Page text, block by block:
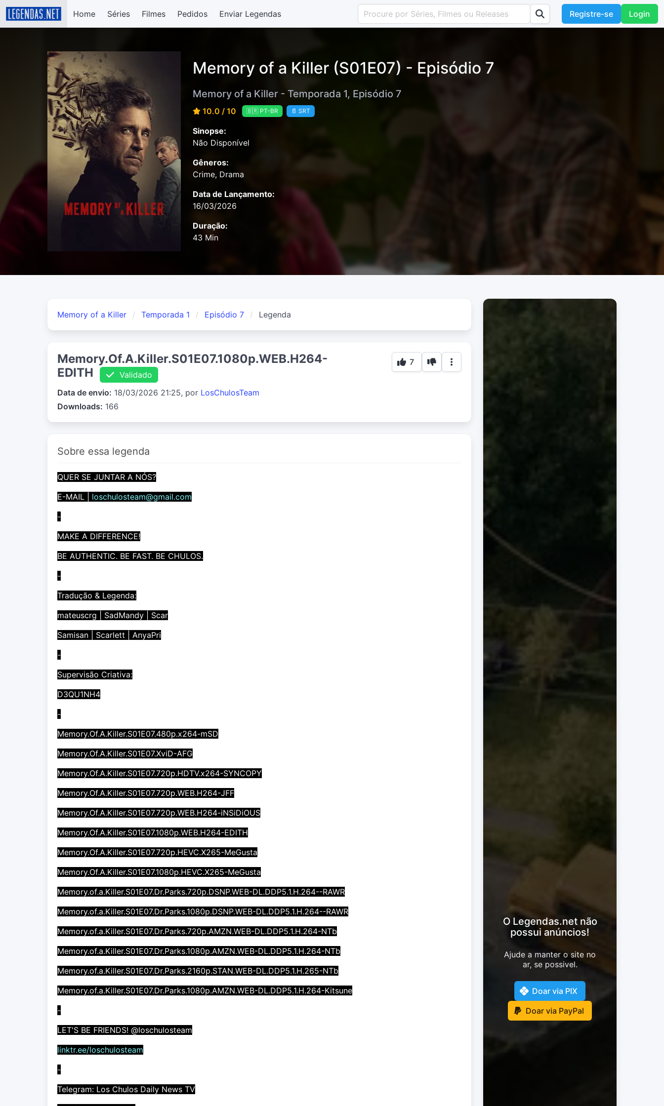
Home Séries Filmes Pedidos Enviar Legendas Registre-se Login
Memory of a Killer (S01E07) - Episódio 7
Memory of a Killer - Temporada 1, Episódio 7
10.0 / 10 🇧🇷 PT-BR 📄 SRT
Sinopse:
Não Disponível
Gêneros:
Crime, Drama
Data de Lançamento:
16/03/2026
Duração:
43 Min
Memory of a Killer Temporada 1 Episódio 7 Legenda
Memory.Of.A.Killer.S01E07.1080p.WEB.H264-
EDITH
Validado
Data de envio: 18/03/2026 21:25, por LosChulosTeam
Downloads: 166
7
Sobre essa legenda
QUER SE JUNTAR A NÓS?
E-MAIL | loschulosteam@gmail.com
-
MAKE A DIFFERENCE!
BE AUTHENTIC. BE FAST. BE CHULOS.
-
Tradução & Legenda:
mateuscrg | SadMandy | Scar
Samisan | Scarlett | AnyaPri
-
Supervisão Criativa:
D3QU1NH4
-
Memory.Of.A.Killer.S01E07.480p.x264-mSD
Memory.Of.A.Killer.S01E07.XviD-AFG
Memory.Of.A.Killer.S01E07.720p.HDTV.x264-SYNCOPY
Memory.Of.A.Killer.S01E07.720p.WEB.H264-JFF
Memory.Of.A.Killer.S01E07.720p.WEB.H264-iNSiDiOUS
Memory.Of.A.Killer.S01E07.1080p.WEB.H264-EDITH
Memory.Of.A.Killer.S01E07.720p.HEVC.X265-MeGusta
Memory.Of.A.Killer.S01E07.1080p.HEVC.X265-MeGusta
Memory.of.a.Killer.S01E07.Dr.Parks.720p.DSNP.WEB-DL.DDP5.1.H.264--RAWR
Memory.of.a.Killer.S01E07.Dr.Parks.1080p.DSNP.WEB-DL.DDP5.1.H.264--RAWR
Memory.of.a.Killer.S01E07.Dr.Parks.720p.AMZN.WEB-DL.DDP5.1.H.264-NTb
Memory.of.a.Killer.S01E07.Dr.Parks.1080p.AMZN.WEB-DL.DDP5.1.H.264-NTb
Memory.of.a.Killer.S01E07.Dr.Parks.2160p.STAN.WEB-DL.DDP5.1.H.265-NTb
Memory.of.a.Killer.S01E07.Dr.Parks.1080p.AMZN.WEB-DL.DDP5.1.H.264-Kitsune
-
LET'S BE FRIENDS! @loschulosteam
linktr.ee/loschulosteam
-
Telegram: Los Chulos Daily News TV
O Legendas.net não
possui anúncios!
Ajude a manter o site no
ar, se possivel.
Doar via PIX
Doar via PayPal